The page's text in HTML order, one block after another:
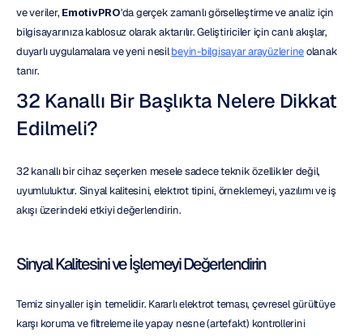
ve veriler, EmotivPRO'da gerçek zamanlı görselleştirme ve analiz için
bilgisayarınıza kablosuz olarak aktarılır. Geliştiriciler için canlı akışlar,
duyarlı uygulamalara ve yeni nesil beyin-bilgisayar arayüzlerine olanak
tanır.
32 Kanallı Bir Başlıkta Nelere Dikkat
Edilmeli?
32 kanallı bir cihaz seçerken mesele sadece teknik özellikler değil,
uyumluluktur. Sinyal kalitesini, elektrot tipini, örneklemeyi, yazılımı ve iş
akışı üzerindeki etkiyi değerlendirin.
Sinyal Kalitesini ve İşlemeyi Değerlendirin
Temiz sinyaller işin temelidir. Kararlı elektrot teması, çevresel gürültüye
karşı koruma ve filtreleme ile yapay nesne (artefakt) kontrollerini